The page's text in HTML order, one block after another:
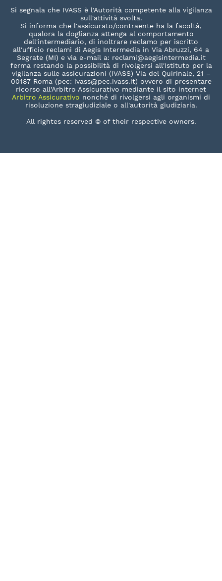
Si segnala che IVASS è l'Autorità competente alla vigilanza
sull'attività svolta.
Si informa che l'assicurato/contraente ha la facoltà,
qualora la doglianza attenga al comportamento
dell'intermediario, di inoltrare reclamo per iscritto
all'ufficio reclami di Aegis Intermedia in Via Abruzzi, 64 a
Segrate (MI) e via e-mail a: reclami@aegisintermedia.it
ferma restando la possibilità di rivolgersi all'Istituto per la
vigilanza sulle assicurazioni (IVASS) Via del Quirinale, 21 –
00187 Roma (pec: ivass@pec.ivass.it) ovvero di presentare
ricorso all'Arbitro Assicurativo mediante il sito internet
Arbitro Assicurativo nonché di rivolgersi agli organismi di
risoluzione stragiudiziale o all'autorità giudiziaria.
All rightes reserved © of their respective owners.